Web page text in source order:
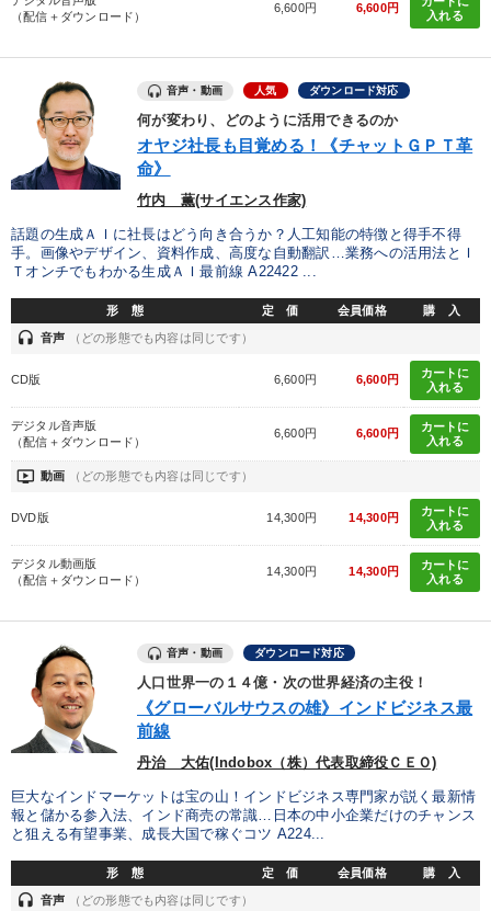
（配信＋ダウンロード）
6,600円 6,600円
入れる
音声・動画 人気 ダウンロード対応
何が変わり、どのように活用できるのか
オヤジ社長も目覚める！《チャットＧＰＴ革
命》
竹内 薫(サイエンス作家)
話題の生成ＡＩに社長はどう向き合うか？人工知能の特徴と得手不得
手。画像やデザイン、資料作成、高度な自動翻訳…業務への活用法とＩ
Ｔオンチでもわかる生成ＡＩ最前線 A22422 ...
形 態 定 価 会員価格 購 入
headset 音声 （どの形態でも内容は同じです）
CD版 6,600円 6,600円
カートに
入れる
デジタル音声版
（配信＋ダウンロード）
6,600円 6,600円
カートに
入れる
ondemand_video 動画 （どの形態でも内容は同じです）
DVD版 14,300円 14,300円
カートに
入れる
デジタル動画版
（配信＋ダウンロード）
14,300円 14,300円
カートに
入れる
音声・動画 ダウンロード対応
人口世界一の１４億・次の世界経済の主役！
《グローバルサウスの雄》インドビジネス最
前線
丹治 大佑(Indobox（株）代表取締役ＣＥＯ)
巨大なインドマーケットは宝の山！インドビジネス専門家が説く最新情
報と儲かる参入法、インド商売の常識…日本の中小企業だけのチャンス
と狙える有望事業、成長大国で稼ぐコツ A224...
形 態 定 価 会員価格 購 入
headset 音声 （どの形態でも内容は同じです）